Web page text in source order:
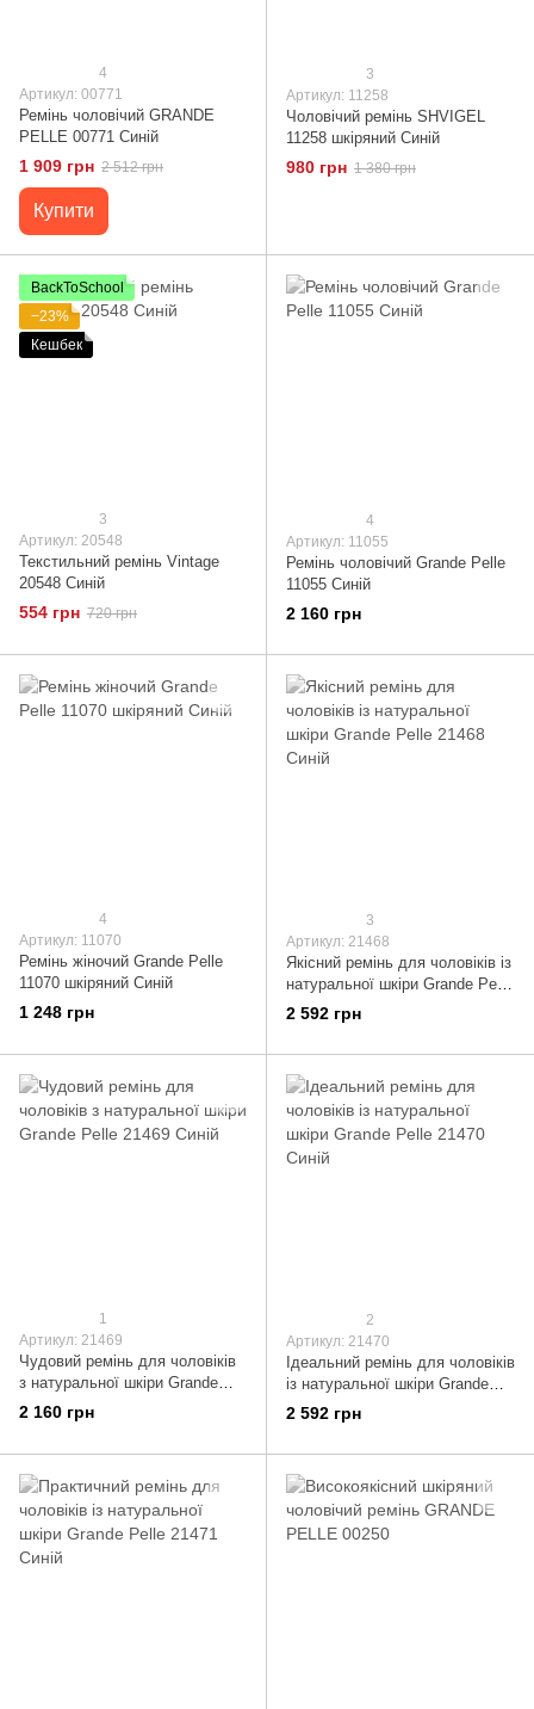
4
Артикул: 00771
Ремінь чоловічий GRANDE
PELLE 00771 Синій
1 909 грн 2 512 грн
Купити
3
Артикул: 11258
Чоловічий ремінь SHVIGEL
11258 шкіряний Синій
980 грн 1 380 грн
BackToSchool
−23%
Кешбек
3
Артикул: 20548
Текстильний ремінь Vintage
20548 Синій
554 грн 720 грн
4
Артикул: 11055
Ремінь чоловічий Grande Pelle
11055 Синій
2 160 грн
4
Артикул: 11070
Ремінь жіночий Grande Pelle
11070 шкіряний Синій
1 248 грн
3
Артикул: 21468
Якісний ремінь для чоловіків із
натуральної шкіри Grande Pelle
21468 Синій
2 592 грн
1
Артикул: 21469
Чудовий ремінь для чоловіків
з натуральної шкіри Grande
Pelle 21469 Синій
2 160 грн
2
Артикул: 21470
Ідеальний ремінь для чоловіків
із натуральної шкіри Grande
Pelle 21470 Синій
2 592 грн